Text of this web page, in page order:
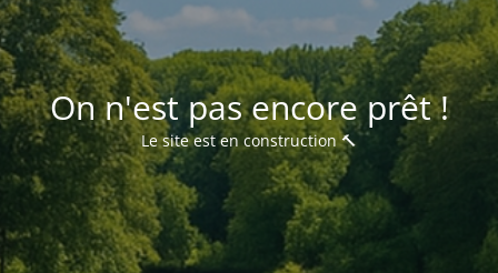
On n'est pas encore prêt !
Le site est en construction 🔨